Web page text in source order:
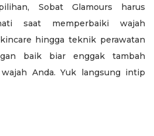
Sobat Glamours harus
saat memperbaiki wajah
hingga teknik perawatan
baik biar enggak tambah
Anda. Yuk langsung intip